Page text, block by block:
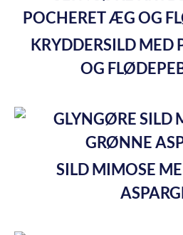
KRYDDERSILD MED
OG
SILD MIMOSE